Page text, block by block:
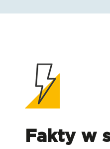
Fakty w